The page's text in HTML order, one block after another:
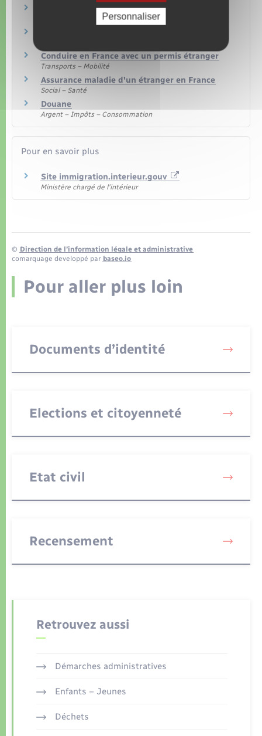
S'inscrire dans l'enseignement supérieur
Conduire en France avec un permis étranger
Transports – Mobilité
Assurance maladie d'un étranger en France
Social – Santé
Douane
Argent – Impôts – Consommation
Pour en savoir plus
Site immigration.interieur.gouv
Ministère chargé de l'intérieur
© Direction de l’information légale et administrative
comarquage developpé par baseo.io
Pour aller plus loin
Documents d’identité
Elections et citoyenneté
Etat civil
Recensement
Retrouvez aussi
Démarches administratives
Enfants – Jeunes
Déchets
Personnaliser